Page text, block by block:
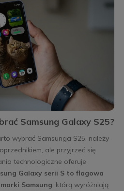
Samsung Galaxy S25?
wybrać Samsunga S25, należy
ale przyjrzeć się
technologiczne oferuje
Galaxy serii S to flagowa
Samsung , którą wyróżniają